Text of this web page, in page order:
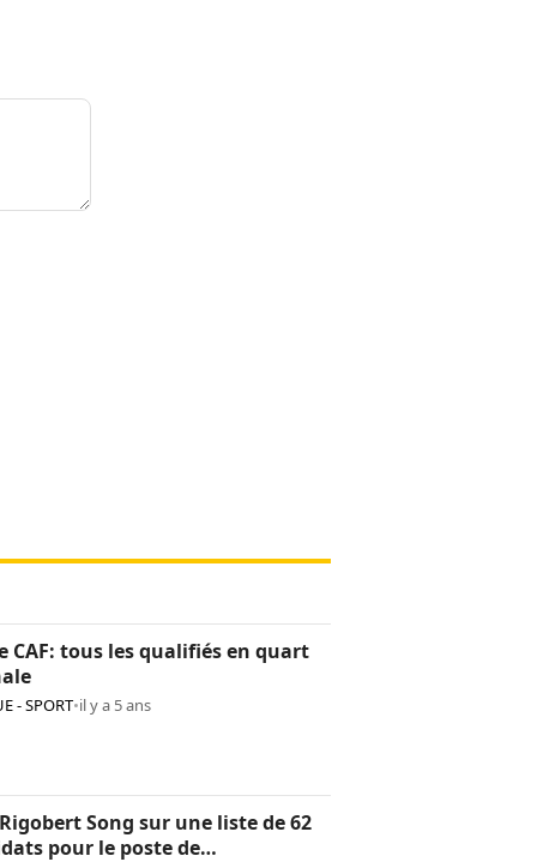
CAF: tous les qualifiés en quart
- SPORT•il y a 5 ans
Rigobert Song sur une liste de 62
pour le poste de